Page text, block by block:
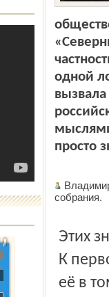
одной
просто
Этих знаковостей для меня, читателя, даже не одна, а две.
К
её в